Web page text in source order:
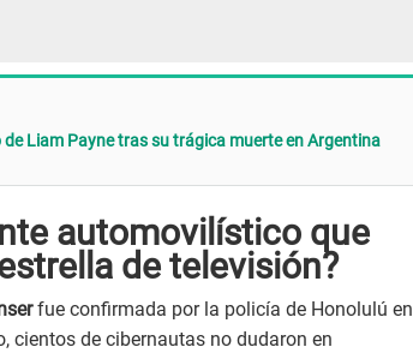
Liam Payne tras su trágica muerte en Argentina
automovilístico que
de televisión?
fue confirmada por la policía de Honolulú en
cientos de cibernautas no dudaron en